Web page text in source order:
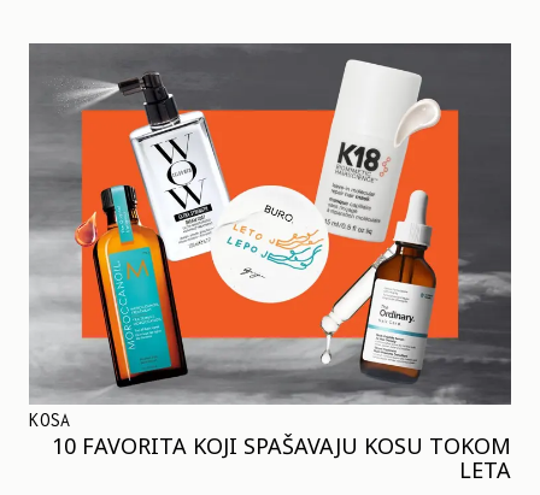
KOSA
10 FAVORITA KOJI SPAŠAVAJU KOSU TOKOM
LETA